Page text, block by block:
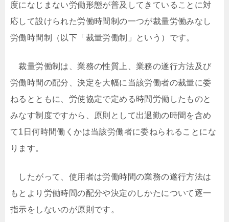
度になじまない労働形態が普及してきていることに対
応して設けられた労働時間制の一つが裁量労働みなし
労働時間制（以下「裁量労働制」という）です。
裁量労働制は、業務の性質上、業務の遂行方法及び
労働時間の配分、決定を大幅に当該労働者の裁量に委
ねるとともに、労使協定で定める時間労働したものと
みなす制度ですから、原則として出退勤の時間を含め
て1日何時間働くかは当該労働者に委ねられることにな
ります。
したがって、使用者は労働時間の業務の遂行方法は
もとより労働時間の配分や決定のしかたについて逐一
指示をしないのが原則です。